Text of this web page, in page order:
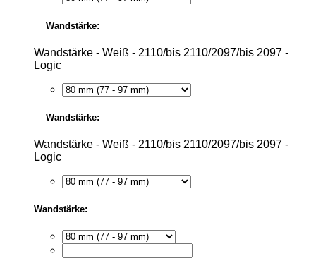
Wandstärke:
Wandstärke - Weiß - 2110/bis 2110/2097/bis 2097 -
Logic
Wandstärke:
Wandstärke - Weiß - 2110/bis 2110/2097/bis 2097 -
Logic
Wandstärke: